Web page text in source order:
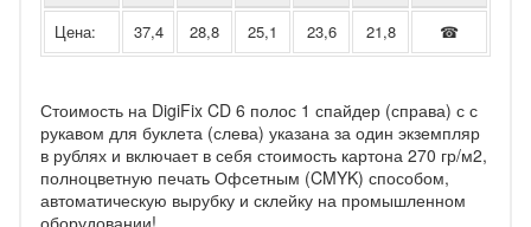
Цена: 37,4 28,8 25,1 23,6 21,8 ☎
Стоимость на DigiFix CD 6 полос 1 спайдер (справа) с с
рукавом для буклета (слева) указана за один экземпляр
в рублях и включает в себя стоимость картона 270 гр/м2,
полноцветную печать Офсетным (CMYK) способом,
автоматическую вырубку и склейку на промышленном